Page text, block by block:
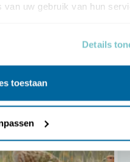
van uw gebruik van hun
Details
toestaan